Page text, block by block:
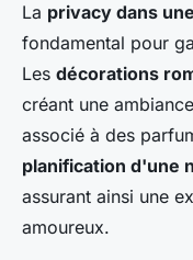
La privacy dans
fondamental pour
Les décorations
créant une
associé à des
planification d'une
assurant ainsi une
amoureux.